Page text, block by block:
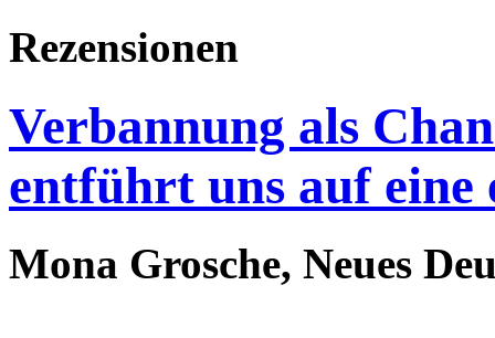
Rezensionen
Verbannung als
entführt uns auf eine
Mona Grosche, Neues